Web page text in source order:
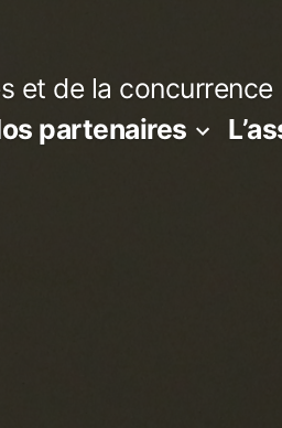
et de la concurrence
partenaires